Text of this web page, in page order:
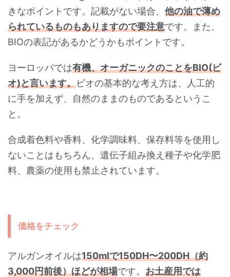
きなポイントです。記載がない場合、 他の油で薄め
られているものもありますので要注意です。また、
BIOの表記があるかどうかもポイントです。
ヨーロッパでは有機、オーガニックのことをBIO(ビ
オ)と言います。ビオの基本的な考え方は、人工的
に手を加えず、自然のままのものであるというこ
と。
合成着色料や香料、化学調味料、保存料等を使用し
ないことはもちろん、遺伝子組み換え種子や化学肥
料、農薬の使用も禁止されています。
価格をチェック
アルガンオイルは150mlで150DH〜200DH（約
3,000円前後）ほどが相場です。 お土産用では